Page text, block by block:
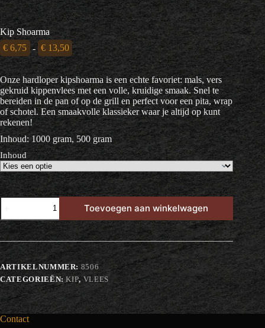
Kip Shoarma
€ 6,75 - €13,50 Prijsklasse:
€ 6,75
tot
€ 13,50
Onze hardloper kipshoarma is een echte favoriet: mals, vers
gekruid kippenvlees met een volle, kruidige smaak. Snel te
bereiden in de pan of op de grill en perfect voor een pita, wrap
of schotel. Een smaakvolle klassieker waar je altijd op kunt
rekenen!
Inhoud: 1000 gram, 500 gram
Inhoud
Kip
aantal
Toevoegen aan winkelwagen
ARTIKELNUMMER:8506
CATEGORIEËN:KIP,VLEES
Contact